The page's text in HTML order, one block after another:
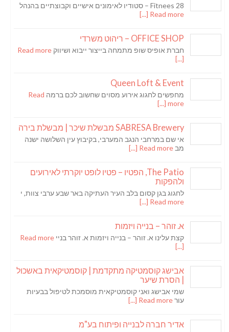
Fitnees 28 – סטודיו לאימונים אישיים וקבוצתיים בהנהל
Read more [...]
OFFICE SHOP – ריהוט משרדי
חברת אופיס שופ מתמחה בייצור ייבוא ושיווק Read more
[...]
Queen Loft & Event
מחפשים לחגוג אירוע מסוים שחשוב לכם ברמה Read
more [...]
SABRESA Brewery מבשלת שיכר | מבשלת בירה
אי שם במרחבי הנגב המערבי, בקיבוץ עין השלושה ישנה
מב Read more [...]
The Patio, הפטיו – פטיו לופט יוקרתי לאירועים
ולהפקות
לחגוג בגן קסום בלב העיר העתיקה באר שבע ערבי צוות, י
Read more [...]
א. זוהר – בנייה ויזמות
קצת עלינו א. זוהר – בנייה ויזמות א. זוהר בניי Read more
[...]
אבישג קוסמטיקה מתקדמת | קוסמטיקאית באשכול
| הסרת שיער
שמי אבישג ואני קוסמטיקאית מוסמכת לטיפול בבעיות
עורRead more [...]
אדיר חברה לבנייה ופיתוח בע"מ